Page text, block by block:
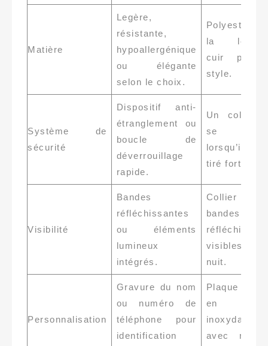
Matière
Legère,
résistante,
hypoallergénique
ou élégante
selon le choix.
Polyester
la
cuir pour
style.
Système de
sécurité
Dispositif anti-
étranglement ou
boucle de
déverrouillage
rapide.
Un collier
se
lorsqu’il
tiré
Visibilité
Bandes
réfléchissantes
ou éléments
lumineux
intégrés.
Collier
bandes
visibles
nuit.
Personnalisation
Gravure du nom
ou numéro de
téléphone pour
identification
Plaque
en
inoxydable
avec nom